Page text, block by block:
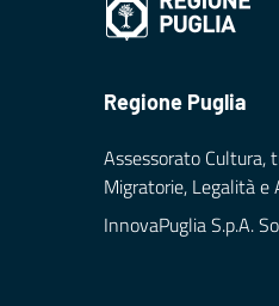
Regione Puglia
Assessorato Cultura,
Migratorie, Legalità e
InnovaPuglia S.p.A.